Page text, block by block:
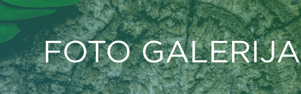
FOTO GALERIJA